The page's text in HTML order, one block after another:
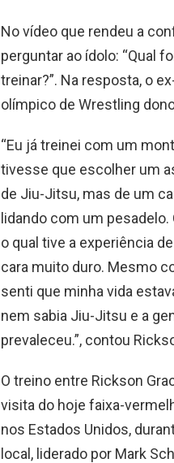
No vídeo que rendeu a
perguntar ao ídolo: “Qual
treinar?”. Na resposta, o
olímpico de Wrestling
“Eu já treinei com um
tivesse que escolher um
de Jiu-Jitsu, mas de um
lidando com um
o qual tive a experiência
cara muito duro. Mesmo
senti que minha vida
nem sabia Jiu-Jitsu e a
prevaleceu.”, contou
O treino entre Rickson
visita do hoje faixa-
nos Estados Unidos,
local, liderado por Mark